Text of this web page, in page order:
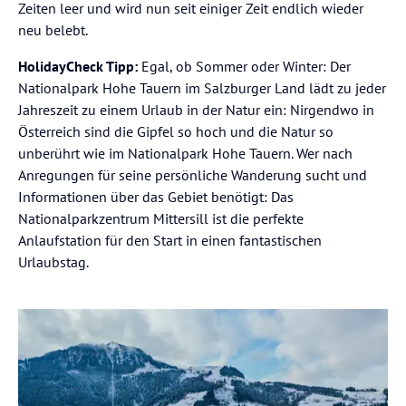
Zeiten leer und wird nun seit einiger Zeit endlich wieder
neu belebt.
HolidayCheck Tipp: Egal, ob Sommer oder Winter: Der
Nationalpark Hohe Tauern im Salzburger Land lädt zu jeder
Jahreszeit zu einem Urlaub in der Natur ein: Nirgendwo in
Österreich sind die Gipfel so hoch und die Natur so
unberührt wie im Nationalpark Hohe Tauern. Wer nach
Anregungen für seine persönliche Wanderung sucht und
Informationen über das Gebiet benötigt: Das
Nationalparkzentrum Mittersill ist die perfekte
Anlaufstation für den Start in einen fantastischen
Urlaubstag.